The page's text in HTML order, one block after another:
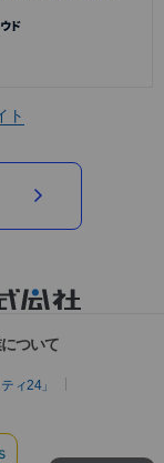
ト
ついて
ィ24」